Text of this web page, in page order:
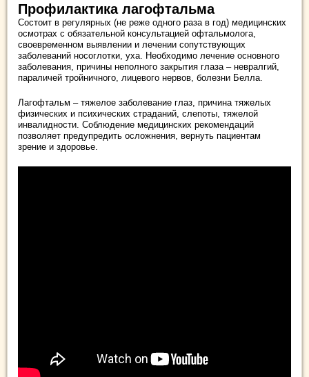
Профилактика лагофтальма
Состоит в регулярных (не реже одного раза в год) медицинских
осмотрах с обязательной консультацией офтальмолога,
своевременном выявлении и лечении сопутствующих
заболеваний носоглотки, уха. Необходимо лечение основного
заболевания, причины неполного закрытия глаза – невралгий,
параличей тройничного, лицевого нервов, болезни Белла.
Лагофтальм – тяжелое заболевание глаз, причина тяжелых
физических и психических страданий, слепоты, тяжелой
инвалидности. Соблюдение медицинских рекомендаций
позволяет предупредить осложнения, вернуть пациентам
зрение и здоровье.